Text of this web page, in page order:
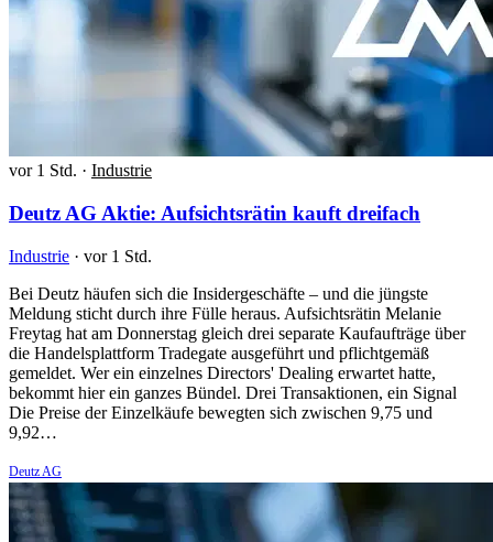
vor 1 Std. · Industrie
Deutz AG Aktie: Aufsichtsrätin kauft dreifach
Industrie · vor 1 Std.
Bei Deutz häufen sich die Insidergeschäfte – und die jüngste
Meldung sticht durch ihre Fülle heraus. Aufsichtsrätin Melanie
Freytag hat am Donnerstag gleich drei separate Kaufaufträge über
die Handelsplattform Tradegate ausgeführt und pflichtgemäß
gemeldet. Wer ein einzelnes Directors' Dealing erwartet hatte,
bekommt hier ein ganzes Bündel. Drei Transaktionen, ein Signal
Die Preise der Einzelkäufe bewegten sich zwischen 9,75 und
9,92…
Deutz AG